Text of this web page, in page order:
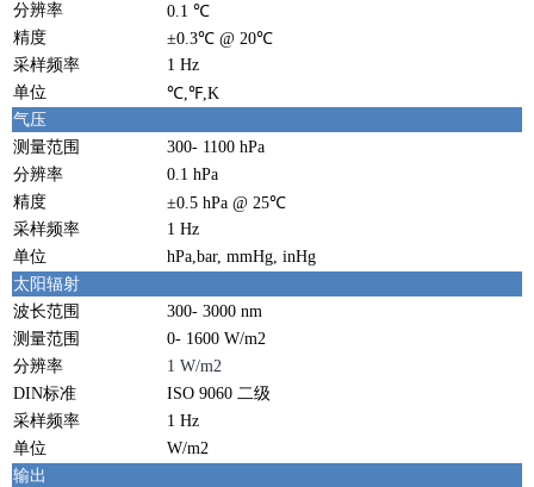
分辨率
0.1 ℃
精度
±0.3℃ @ 20℃
采样频率
1 Hz
单位
℃,℉,K
气压
测量范围
300- 1100 hPa
分辨率
0.1 hPa
精度
±0.5 hPa @ 25℃
采样频率
1 Hz
单位
hPa,bar, mmHg, inHg
太阳辐射
波长范围
300- 3000 nm
测量范围
0- 1600 W/m2
分辨率
1 W/m2
DIN标准
ISO 9060 二级
采样频率
1 Hz
单位
W/m2
输出